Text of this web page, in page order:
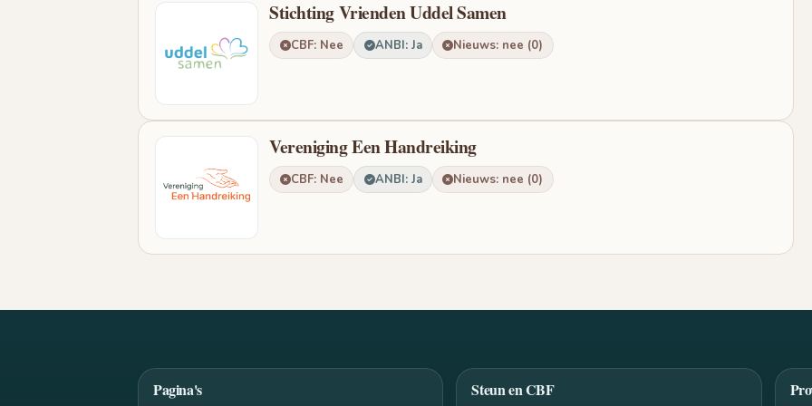
Stichting Vrienden Uddel Samen
CBF: Nee ANBI: Ja Nieuws: nee (0)
Vereniging Een Handreiking
CBF: Nee ANBI: Ja Nieuws: nee (0)
Pagina's Steun en CBF